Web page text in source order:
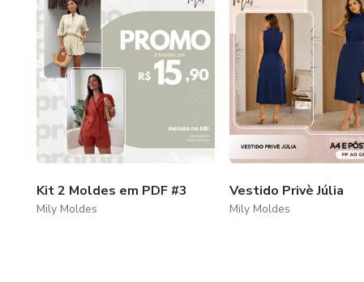
Kit 2 Moldes em PDF #3
Mily Moldes
Vestido Privè Júlia
Mily Moldes